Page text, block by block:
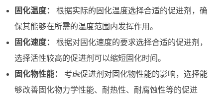
固化温度：
根据实际的固化温度选择合适的促进剂，确
保其能够在所需的温度范围内发挥作用。
固化速度：
根据对固化速度的要求选择合适的促进剂，
选择活性较高的促进剂可以缩短固化时间。
固化物性能：
考虑促进剂对固化物性能的影响，选择能
够改善固化物力学性能、耐热性、耐腐蚀性等的促进